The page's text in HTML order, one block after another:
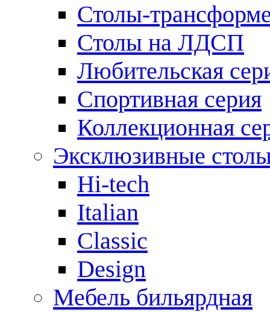
Столы-
Столы на ЛДСП
Любительская
Спортивная серия
Коллекционная
Эксклюзивные
Hi-tech
Italian
Сlassic
Design
Мебель бильярдная